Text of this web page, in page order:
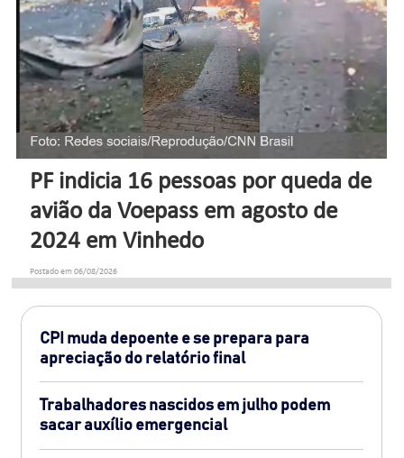
PF indicia 16 pessoas por queda de
avião da Voepass em agosto de
2024 em Vinhedo
Postado em 06/08/2026
CPI muda depoente e se prepara para
apreciação do relatório final
Trabalhadores nascidos em julho podem
sacar auxílio emergencial